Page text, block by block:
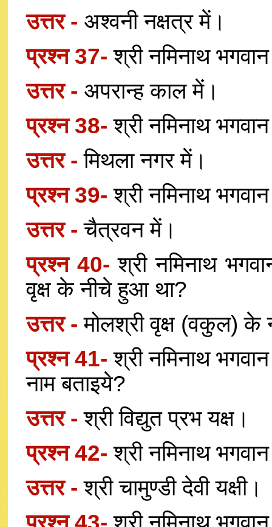
उत्तर - अश्वनी नक्षत्र में।
प्रश्न 37-श्री नमिनाथ
उत्तर - अपरान्ह काल में।
प्रश्न 38-श्री नमिनाथ
उत्तर -मिथला नगर में।
प्रश्न 39-श्री नमिनाथ
उत्तर -चैत्रवन में।
प्रश्न 40-श्री नमिनाथ
वृक्ष के नीचे हुआ था?
उत्तर -मोलश्री वृक्ष (वकुल) के
प्रश्न 41-श्री नमिनाथ
नाम बताइये?
उत्तर -श्री विद्युत प्रभ यक्ष।
प्रश्न 42-श्री नमिनाथ
उत्तर -श्री चामुण्डी देवी यक्षी।